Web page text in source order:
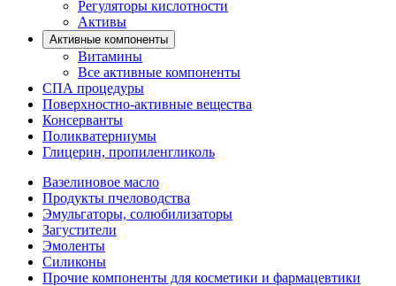
Регуляторы кислотности
Активы
Активные компоненты
Витамины
Все активные компоненты
СПА процедуры
Поверхностно-активные вещества
Консерванты
Поликватерниумы
Глицерин, пропиленгликоль
Вазелиновое масло
Продукты пчеловодства
Эмульгаторы, солюбилизаторы
Загустители
Эмоленты
Силиконы
Прочие компоненты для косметики и фармацевтики